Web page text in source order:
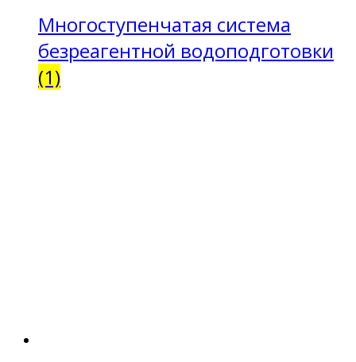
Многоступенчатая система
безреагентной водоподготовки
(1)